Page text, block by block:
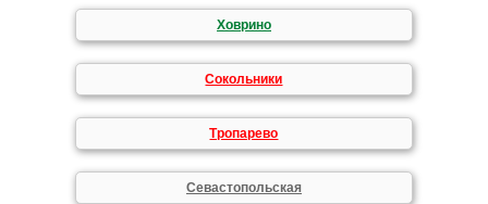
Ховрино
Сокольники
Тропарево
Севастопольская